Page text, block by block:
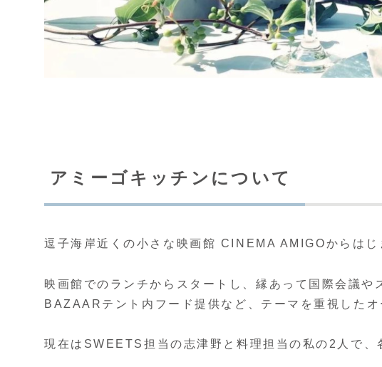
アミーゴキッチンについて
逗子海岸近くの小さな映画館 CINEMA AMIGOからはじ
映画館でのランチからスタートし、縁あって国際会議
BAZAARテント内フード提供など、テーマを重視した
現在はSWEETS担当の志津野と料理担当の私の2人で、